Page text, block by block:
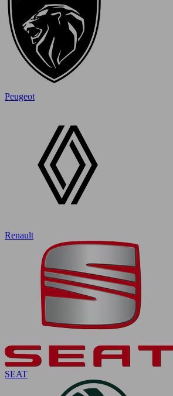
Peugeot
Renault
SEAT